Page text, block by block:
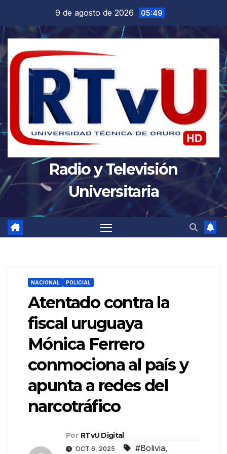
contenido
9 de agosto de 2026 05:49
Radio y Televisión
Universitaria
NACIONAL POLICIAL
Atentado contra la
fiscal uruguaya
Mónica Ferrero
conmociona al país y
apunta a redes del
narcotráfico
Por RTvU Digital
OCT 6, 2025 #Bolivia,